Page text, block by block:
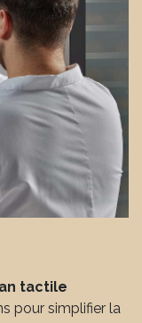
tactile
pour simplifier la